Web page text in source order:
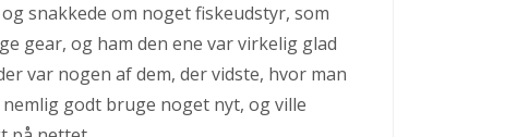
snakkede om noget fiskeudstyr, som
gear, og ham den ene var virkelig glad
var nogen af dem, der vidste, hvor man
godt bruge noget nyt, og ville